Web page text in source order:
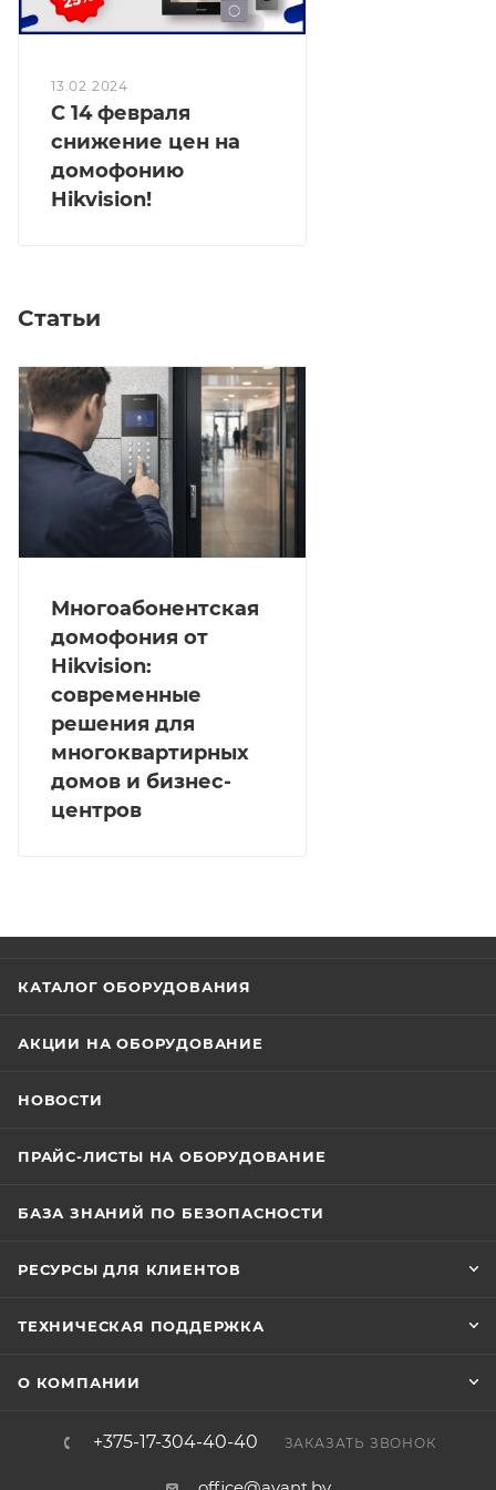
13.02.2024
С 14 февраля
снижение цен на
домофонию
Hikvision!
Статьи
Многоабонентская
домофония от
Hikvision:
современные
решения для
многоквартирных
домов и бизнес-
центров
КАТАЛОГ ОБОРУДОВАНИЯ
АКЦИИ НА ОБОРУДОВАНИЕ
НОВОСТИ
ПРАЙС-ЛИСТЫ НА ОБОРУДОВАНИЕ
БАЗА ЗНАНИЙ ПО БЕЗОПАСНОСТИ
РЕСУРСЫ ДЛЯ КЛИЕНТОВ
ТЕХНИЧЕСКАЯ ПОДДЕРЖКА
О КОМПАНИИ
+375-17-304-40-40 ЗАКАЗАТЬ ЗВОНОК